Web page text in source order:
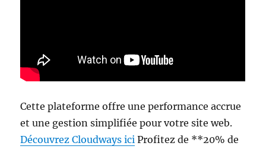
Cette plateforme offre une performance accrue
et une gestion simplifiée pour votre site web.
Découvrez Cloudways ici Profitez de **20% de